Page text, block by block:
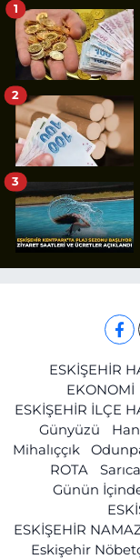
1
2
3
ESKİŞEHİR
EKONOMİ
ESKİŞEHİR İLÇE
Günyüzü
Han
Mihalıççık
ROTA
Günün
ESKİŞEHİR
Eskişehir